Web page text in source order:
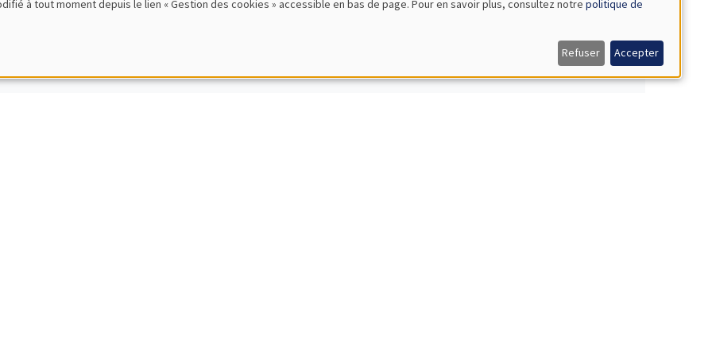
à tout moment depuis le lien « Gestion des cookies » accessible en bas de page. Pour en savoir plus, consultez notre politique de
Refuser Accepter